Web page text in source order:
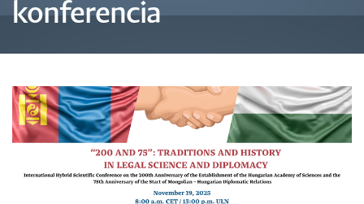
konferencia